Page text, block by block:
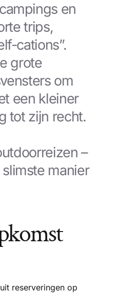
en
trips,
cations”.
grote
om
een kleiner
tot zijn recht.
–
manier
reserveringen op